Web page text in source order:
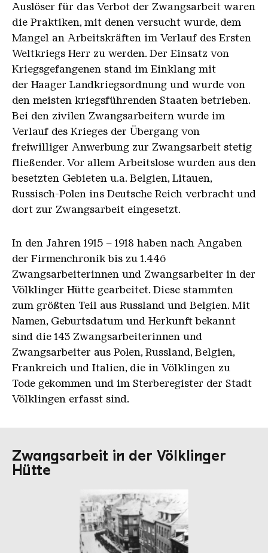
Auslöser für das Verbot der Zwangsarbeit waren
die Praktiken, mit denen versucht wurde, dem
Mangel an Arbeitskräften im Verlauf des Ersten
Weltkriegs Herr zu werden. Der Einsatz von
Kriegsgefangenen stand im Einklang mit
der Haager Landkriegsordnung und wurde von
den meisten kriegsführenden Staaten betrieben.
Bei den zivilen Zwangsarbeitern wurde im
Verlauf des Krieges der Übergang von
freiwilliger Anwerbung zur Zwangsarbeit stetig
fließender. Vor allem Arbeitslose wurden aus den
besetzten Gebieten u.a. Belgien, Litauen,
Russisch-Polen ins Deutsche Reich verbracht und
dort zur Zwangsarbeit eingesetzt.
In den Jahren 1915 – 1918 haben nach Angaben
der Firmenchronik bis zu 1.446
Zwangsarbeiterinnen und Zwangsarbeiter in der
Völklinger Hütte gearbeitet. Diese stammten
zum größten Teil aus Russland und Belgien. Mit
Namen, Geburtsdatum und Herkunft bekannt
sind die 143 Zwangsarbeiterinnen und
Zwangsarbeiter aus Polen, Russland, Belgien,
Frankreich und Italien, die in Völklingen zu
Tode gekommen und im Sterberegister der Stadt
Völklingen erfasst sind.
Zwangsarbeit in der Völklinger
Hütte